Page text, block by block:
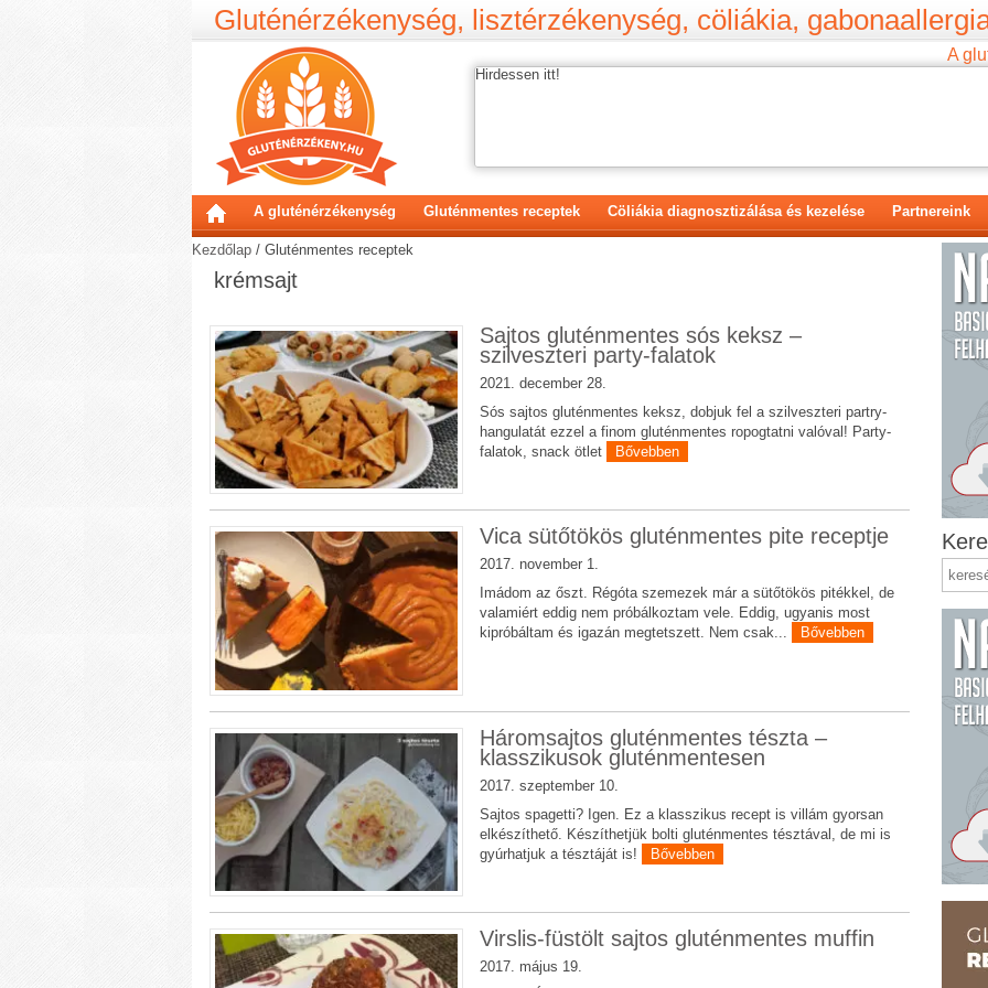
Gluténérzékenység, lisztérzékenység, cöliákia,
A
Hirdessen itt!
A gluténérzékenység Gluténmentes receptek Cöliákia diagnosztizálása és kezelése Partnereink
Kezdőlap / Gluténmentes receptek
krémsajt
Sajtos gluténmentes sós keksz –
szilveszteri party-falatok
2021. december 28.
Sós sajtos gluténmentes keksz, dobjuk fel a szilveszteri partry-
hangulatát ezzel a finom gluténmentes ropogtatni valóval! Party-
falatok, snack ötlet
Bővebben
Vica sütőtökös gluténmentes pite receptje
2017. november 1.
Imádom az őszt. Régóta szemezek már a sütőtökös pitékkel, de
valamiért eddig nem próbálkoztam vele. Eddig, ugyanis most
kipróbáltam és igazán megtetszett. Nem csak...
Bővebben
Háromsajtos gluténmentes tészta –
klasszikusok gluténmentesen
2017. szeptember 10.
Sajtos spagetti? Igen. Ez a klasszikus recept is villám gyorsan
elkészíthető. Készíthetjük bolti gluténmentes tésztával, de mi is
gyúrhatjuk a tésztáját is!
Bővebben
Virslis-füstölt sajtos gluténmentes muffin
2017. május 19.